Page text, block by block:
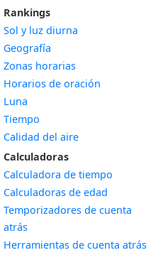
Rankings
Sol y luz diurna
Geografía
Zonas horarias
Horarios de oración
Luna
Tiempo
Calidad del aire
Calculadoras
Calculadora de tiempo
Calculadoras de edad
Temporizadores de cuenta
atrás
Herramientas de cuenta atrás